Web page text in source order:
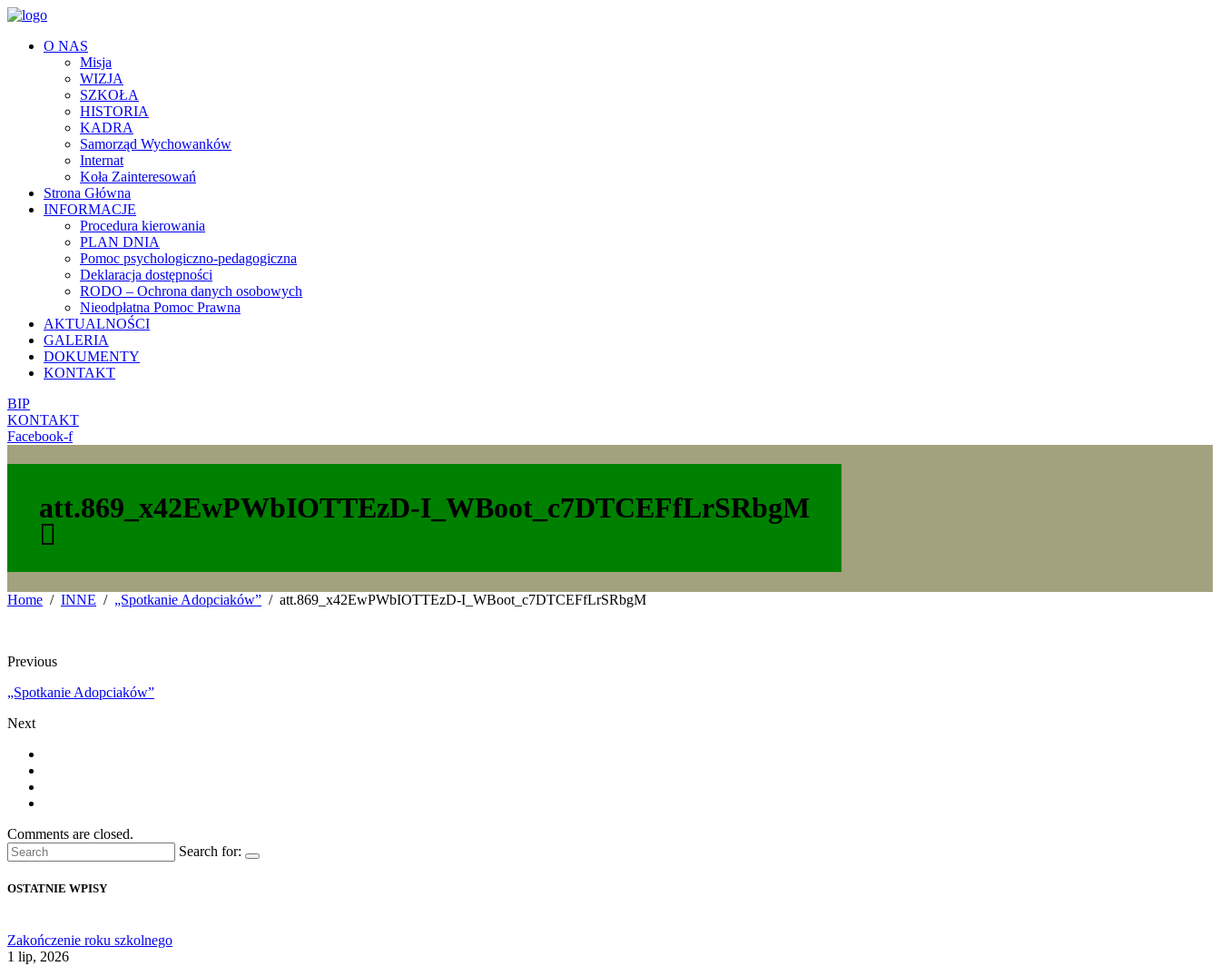
O NAS
Misja
WIZJA
SZKOŁA
HISTORIA
KADRA
Samorząd Wychowanków
Internat
Koła Zainteresowań
Strona Główna
INFORMACJE
Procedura kierowania
PLAN DNIA
Pomoc psychologiczno-pedagogiczna
Deklaracja dostępności
RODO – Ochrona danych osobowych
Nieodpłatna Pomoc Prawna
AKTUALNOŚCI
GALERIA
DOKUMENTY
KONTAKT
BIP
KONTAKT
Facebook-f
att.869_x42EwPWbIOTTEzD-I_WBoot_c7DTCEFfLrSRbgM
Home INNE „Spotkanie Adopciaków” att.869_x42EwPWbIOTTEzD-I_WBoot_c7DTCEFfLrSRbgM
Previous
„Spotkanie Adopciaków”
Next
Comments are closed.
Search for:
OSTATNIE WPISY
Zakończenie roku szkolnego
1 lip, 2026